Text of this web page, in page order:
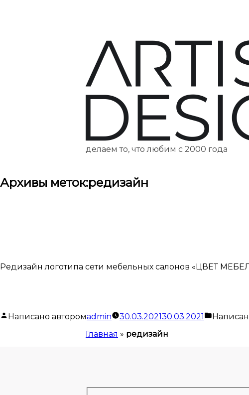
делаем то, что любим с 2000 года
Архивы меток:редизайн
Редизайн логотипа сети мебельных салонов «ЦВЕТ
Написано авторомadmin 30.03.202130.03.2021
Главная » редизайн